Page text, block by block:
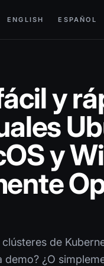
ENGLISH ESPAÑOL
y
y
de
¿O